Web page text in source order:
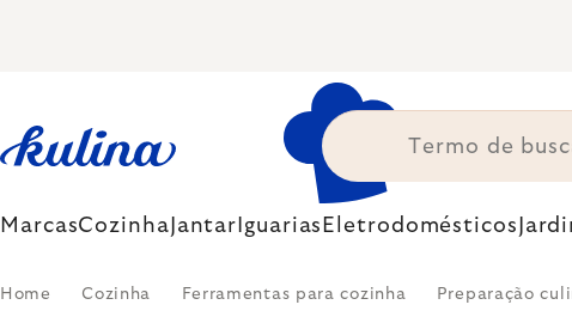
MarcasCozinha Jantar Iguarias Eletrodomésticos
Home Cozinha Ferramentas para cozinha Preparação